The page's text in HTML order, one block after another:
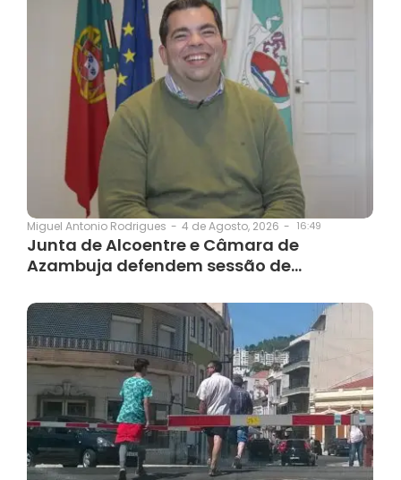
Miguel Antonio Rodrigues - 4 de Agosto, 2026 - 16:49
Junta de Alcoentre e Câmara de
Azambuja defendem sessão de…